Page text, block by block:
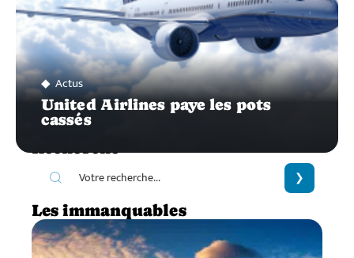
Actus
United Airlines paye les pots
cassés
Les immanquables